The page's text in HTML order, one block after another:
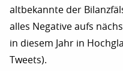
altbekannte der
alles Negative aufs
in diesem Jahr in
Tweets).